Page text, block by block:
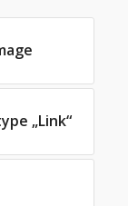
„Link“